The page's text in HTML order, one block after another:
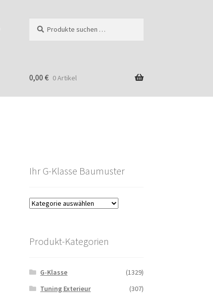
nach:
0,00 € 0 Artikel
Ihr G-Klasse Baumuster
Produkt-Kategorien
G-Klasse
(1329)
Tuning Exterieur
(307)